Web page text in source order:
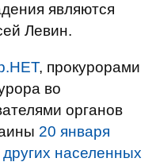
являются
Левин.
, прокурорами
во
органов
20 января
населенных